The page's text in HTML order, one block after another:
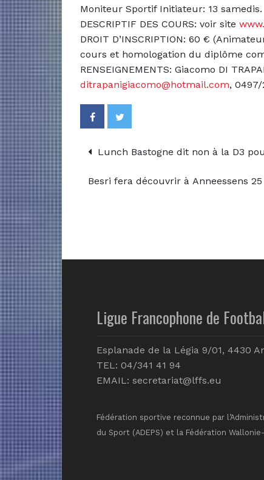
Moniteur Sportif Initiateur: 13 samedis.
DESCRIPTIF DES COURS: voir site
DROIT D’INSCRIPTION: 60 €
cours et homologation du diplôme
RENSEIGNEMENTS: Giacomo DI
ditrapanigiacomo@hotmail.com, 0497/
Lunch Bastogne dit non à la D3
Besri fera découvrir à Anneessens
Ligue Francophone de
Esplanade de la Légia 9/01, 4430
TEL: 04/341 41 94
EMAIL: secretariat@lffs.eu
Fédération sportive reconnue par
du Sport (ADEPS) et la Fédération